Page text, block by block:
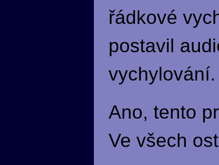
řádkové
postavil
vychylování.
Ano, tento
Ve všech